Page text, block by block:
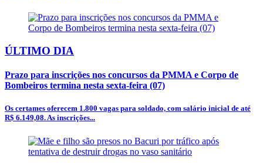
ÚLTIMO DIA
Prazo para inscrições nos concursos da PMMA e Corpo de
Bombeiros termina nesta sexta-feira (07)
Os certames oferecem 1.800 vagas para soldado, com salário inicial de até
R$ 6.149,08. As inscrições...